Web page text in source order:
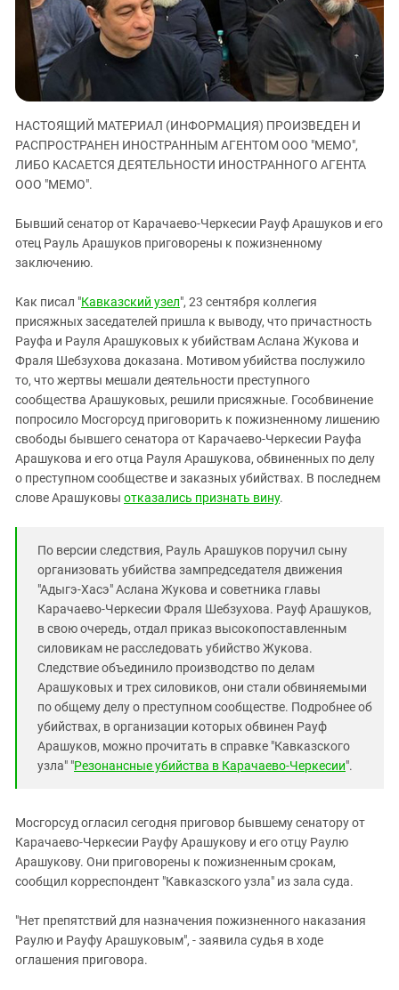
ЗАСТАВЛЯЕТ
КАВКАЗ ЗА ПАЛЕСТИНУ
ИНАКОМЫСЛИЕ В ЧЕЧНЕ
ПРЕСЛЕДОВАНИЕ АКТИВИСТОВ
МОБИЛИЗАЦИЯ И ПРОТЕСТЫ
Дагестан
Ингушетия
Кабардино-Балкария
Калмыкия
Карачаево-Черкесия
Краснодарский край
Нагорный Карабах
Ростовская область
Северная Осетия - Алания
Ставропольский край
Чечня
Южный Кавказ
ЮФО
НАСТОЯЩИЙ МАТЕРИАЛ (ИНФОРМАЦИЯ) ПРОИЗВЕДЕН И
РАСПРОСТРАНЕН ИНОСТРАННЫМ АГЕНТОМ ООО "МЕМО",
ЛИБО КАСАЕТСЯ ДЕЯТЕЛЬНОСТИ ИНОСТРАННОГО АГЕНТА
ООО "МЕМО".
Бывший сенатор от Карачаево-Черкесии Рауф Арашуков и его
отец Рауль Арашуков приговорены к пожизненному
заключению.
Как писал "Кавказский узел", 23 сентября коллегия
присяжных заседателей пришла к выводу, что причастность
Рауфа и Рауля Арашуковых к убийствам Аслана Жукова и
Фраля Шебзухова доказана. Мотивом убийства послужило
то, что жертвы мешали деятельности преступного
сообщества Арашуковых, решили присяжные. Гособвинение
попросило Мосгорсуд приговорить к пожизненному лишению
свободы бывшего сенатора от Карачаево-Черкесии Рауфа
Арашукова и его отца Рауля Арашукова, обвиненных по делу
о преступном сообществе и заказных убийствах. В последнем
слове Арашуковы отказались признать вину.
По версии следствия, Рауль Арашуков поручил сыну
организовать убийства зампредседателя движения
"Адыгэ-Хасэ" Аслана Жукова и советника главы
Карачаево-Черкесии Фраля Шебзухова. Рауф Арашуков,
в свою очередь, отдал приказ высокопоставленным
силовикам не расследовать убийство Жукова.
Следствие объединило производство по делам
Арашуковых и трех силовиков, они стали обвиняемыми
по общему делу о преступном сообществе. Подробнее об
убийствах, в организации которых обвинен Рауф
Арашуков, можно прочитать в справке "Кавказского
узла" "Резонансные убийства в Карачаево-Черкесии".
Мосгорсуд огласил сегодня приговор бывшему сенатору от
Карачаево-Черкесии Рауфу Арашукову и его отцу Раулю
Арашукову. Они приговорены к пожизненным срокам,
сообщил корреспондент "Кавказского узла" из зала суда.
"Нет препятствий для назначения пожизненного наказания
Раулю и Рауфу Арашуковым", - заявила судья в ходе
оглашения приговора.